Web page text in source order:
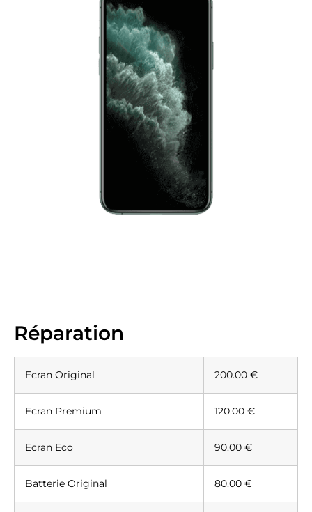
Réparation
Ecran Original 200.00 €
Ecran Premium 120.00 €
Ecran Eco 90.00 €
Batterie Original 80.00 €